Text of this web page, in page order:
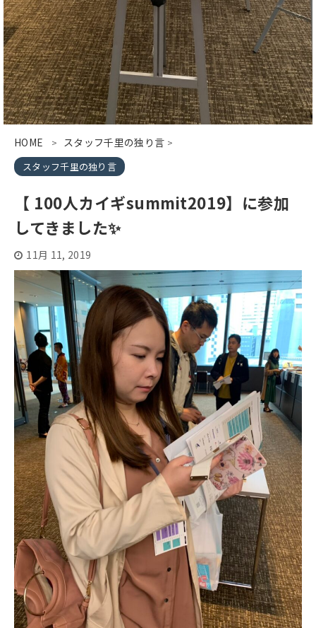
HOME > スタッフ千里の独り言 >
スタッフ千里の独り言
【 100人カイギsummit2019】に参加
してきました✨
11月 11, 2019